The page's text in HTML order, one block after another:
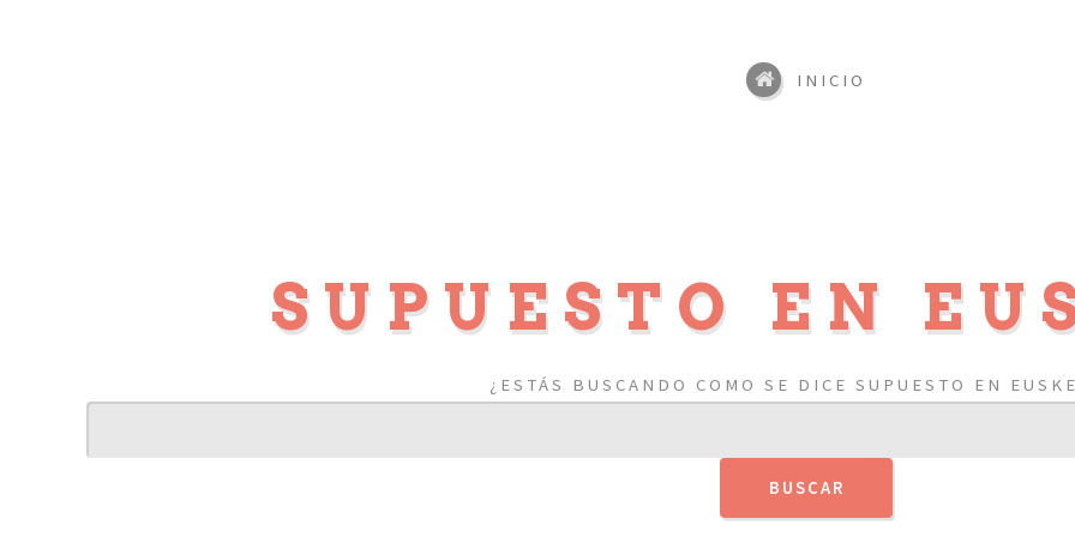
SUPUESTO EN
¿ESTÁS BUSCANDO COMO SE DICE SUPUESTO EN
INICIO